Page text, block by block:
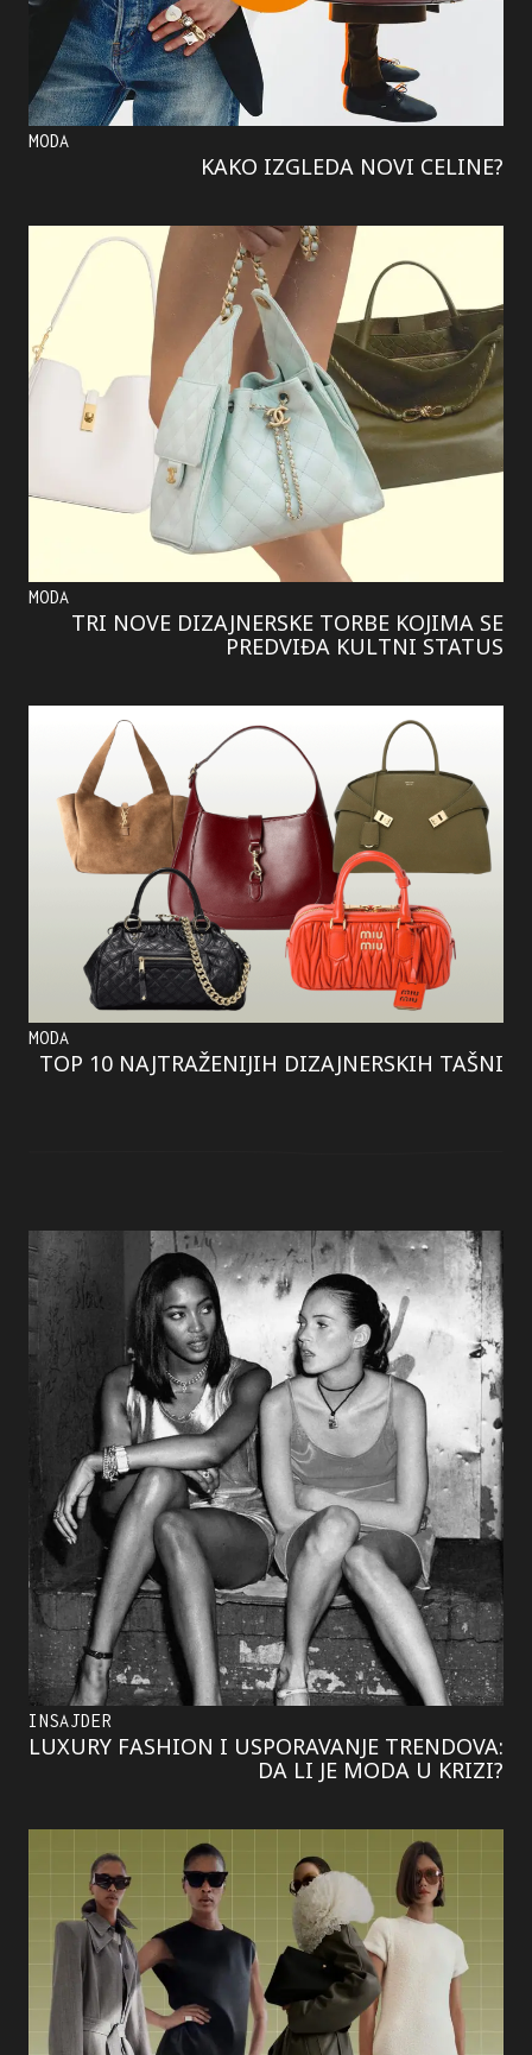
MODA
KAKO IZGLEDA NOVI CELINE?
MODA
TRI NOVE DIZAJNERSKE TORBE KOJIMA SE
PREDVIĐA KULTNI STATUS
MODA
TOP 10 NAJTRAŽENIJIH DIZAJNERSKIH TAŠNI
INSAJDER
LUXURY FASHION I USPORAVANJE TRENDOVA:
DA LI JE MODA U KRIZI?